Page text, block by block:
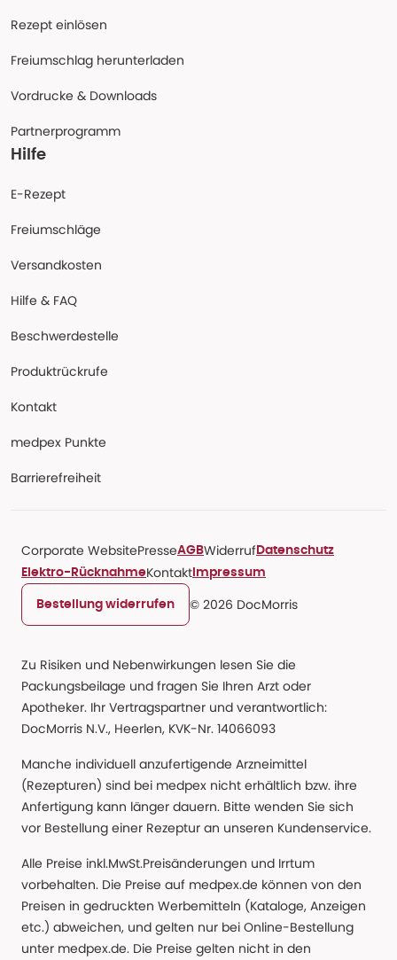
Rezept einlösen
Freiumschlag herunterladen
Vordrucke & Downloads
Partnerprogramm
Hilfe
E-Rezept
Freiumschläge
Versandkosten
Hilfe & FAQ
Beschwerdestelle
Produktrückrufe
Kontakt
medpex Punkte
Barrierefreiheit
Corporate WebsitePresseAGBWiderruf Datenschutz
Elektro-RücknahmeKontakt Impressum
Bestellung widerrufen © 2026 DocMorris
Zu Risiken und Nebenwirkungen lesen Sie die
Packungsbeilage und fragen Sie Ihren Arzt oder
Apotheker. Ihr Vertragspartner und verantwortlich:
DocMorris N.V., Heerlen, KVK-Nr. 14066093
Manche individuell anzufertigende Arzneimittel
(Rezepturen) sind bei medpex nicht erhältlich bzw. ihre
Anfertigung kann länger dauern. Bitte wenden Sie sich
vor Bestellung einer Rezeptur an unseren Kundenservice.
Alle Preise inkl.MwSt.Preisänderungen und Irrtum
vorbehalten. Die Preise auf medpex.de können von den
Preisen in gedruckten Werbemitteln (Kataloge, Anzeigen
etc.) abweichen, und gelten nur bei Online-Bestellung
unter medpex.de. Die Preise gelten nicht in den